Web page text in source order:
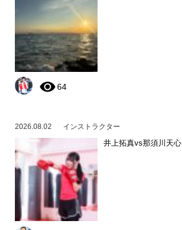
64
2026.08.02 インストラクター
井上拓真vs那須川天心